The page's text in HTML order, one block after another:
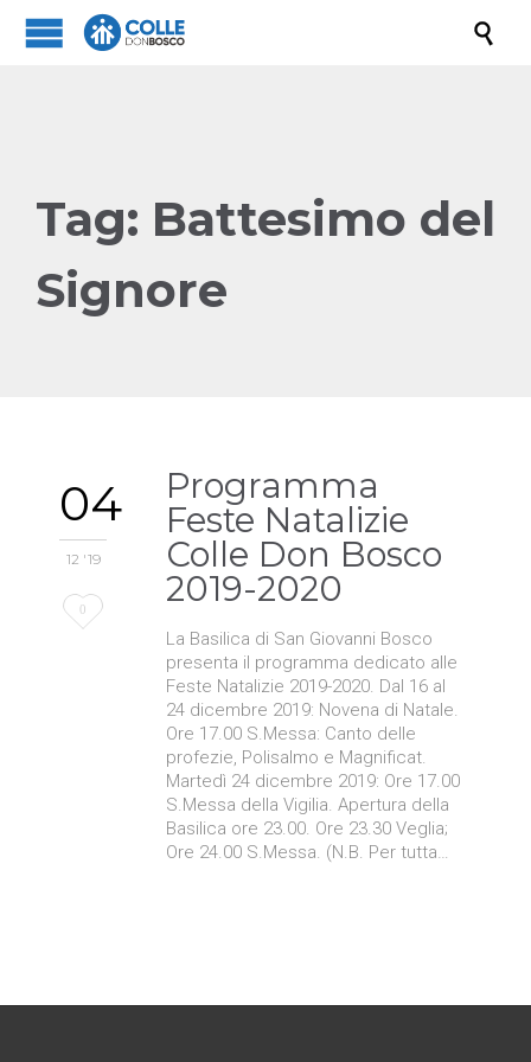

Tag: Battesimo del
Signore
04
12 '19
Love
0
Programma
Feste Natalizie
Colle Don Bosco
2019-2020
La Basilica di San Giovanni Bosco
presenta il programma dedicato alle
Feste Natalizie 2019-2020. Dal 16 al
24 dicembre 2019: Novena di Natale.
Ore 17.00 S.Messa: Canto delle
profezie, Polisalmo e Magnificat.
Martedì 24 dicembre 2019: Ore 17.00
S.Messa della Vigilia. Apertura della
Basilica ore 23.00. Ore 23.30 Veglia;
Ore 24.00 S.Messa. (N.B. Per tutta…